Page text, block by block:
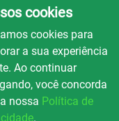
.
cookies
cookies para
a sua experiência
Ao continuar
você concorda
nossa Política de
.